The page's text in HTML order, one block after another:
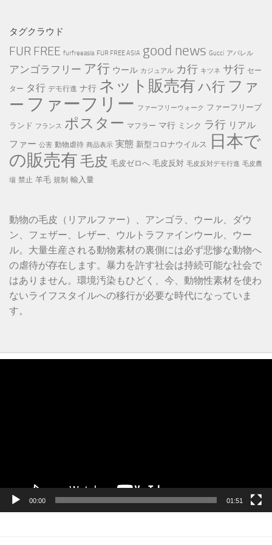
リ
ー
タグクラウド
FUR FREE furfreeasia FUR FREE ASIA good news Gucci アパレル
アンゴラフリー ア行 ウール カジュアル カ行 キツネ サ行 セー
ター タ行 デモ行進 ナ行 ネット販売有ハ行 ファ
ー ファーフリー ファーフリーウォーク ファーフリーブ
ランド フランス ポスター マフラー マ行 ミンク ラ行 リアル
ファー 公害 動物虐待 商品表示 実態 新型コロナウイルス
日本で
の販売有毛皮 毛皮ゼロへ 毛皮反対 毛皮反対デモ行進 毛皮農
場 禁止 羊毛 規制 輸入量
動物の毛皮（リアルファー）、アンゴラ、ウール、ダウ
ン、フェザー、レザー、ウルトラファインウール、ウー
ル。大量生産される動物素材の裏側には必ず悲惨な動物へ
の虐待が存在します。暴力を許す社会は持続可能な社会で
はありません。環境汚染もひどく、今、動物性素材を使わ
ないライフスタイルへの移行が必要な時代になっていま
す。
00:00 01:51